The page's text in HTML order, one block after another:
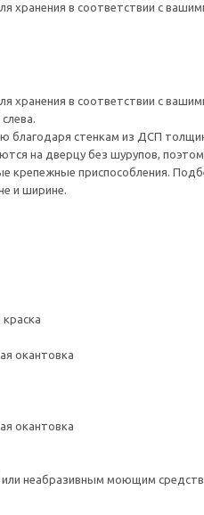
хранения в соответствии с
хранения в соответствии с
благодаря стенкам из ДСП
на дверцу без шурупов,
крепежные приспособления.
и ширине.
окантовка
окантовка
неабразивным моющим